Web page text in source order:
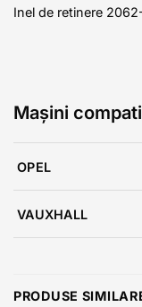
Inel de retinere
Mașini
OPEL
VAUXHALL
PRODUSE